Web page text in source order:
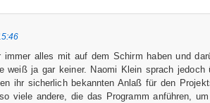
immer alles mit auf dem Schirm haben und
weiß ja gar keiner. Naomi Klein sprach jedoch
ihr sicherlich bekannten Anlaß für den
viele andere, die das Programm anführen,